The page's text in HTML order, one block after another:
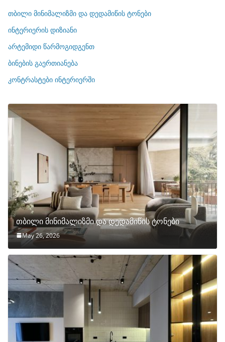
ო
რ
ბ
ი
თბილი მინიმალიზმი და დედამიწის ტონები
ინტერიერის დიზიანი
არტემიდი წარმოგიდგენთ
ბინების გაერთიანება
კონტრასტები ინტერიერში
თბილი მინიმალიზმი და დედამიწის ტონები
May 26, 2026